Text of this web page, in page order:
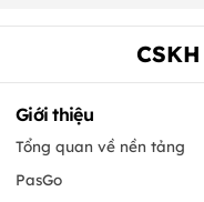
CSKH
Giới thiệu
Tổng quan về nền tảng
PasGo